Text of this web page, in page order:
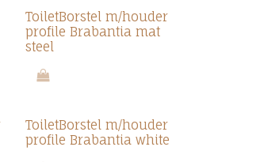
ToiletBorstel m/houder
profile Brabantia mat
steel
ToiletBorstel m/houder
profile Brabantia white